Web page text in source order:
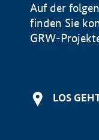
Auf der
finden Sie
GRW-
LOS